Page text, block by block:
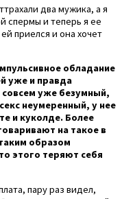
два мужика, а я
спермы и теперь я ее
приелся и она хочет
обладание
уже и правда
совсем уже безумный,
неумеренный, у нее
и куколде. Более
на такое в
образом
этого теряют себя
пару раз видел,